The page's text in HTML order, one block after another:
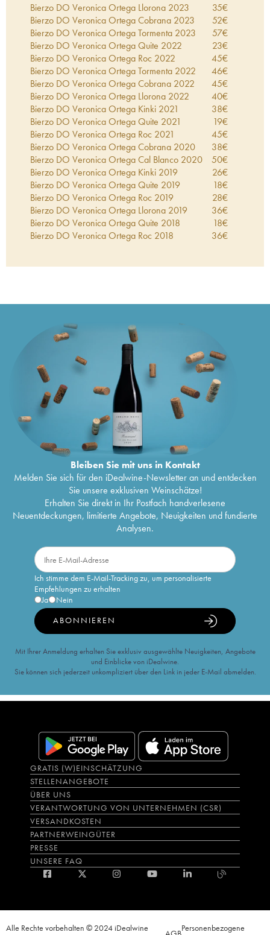
Bierzo DO Veronica Ortega Llorona 2023 35€
Bierzo DO Veronica Ortega Cobrana 2023 52€
Bierzo DO Veronica Ortega Tormenta 2023 57€
Bierzo DO Veronica Ortega Quite 2022 23€
Bierzo DO Veronica Ortega Roc 2022 45€
Bierzo DO Veronica Ortega Tormenta 2022 46€
Bierzo DO Veronica Ortega Cobrana 2022 45€
Bierzo DO Veronica Ortega Llorona 2022 40€
Bierzo DO Veronica Ortega Kinki 2021 38€
Bierzo DO Veronica Ortega Quite 2021 19€
Bierzo DO Veronica Ortega Roc 2021 45€
Bierzo DO Veronica Ortega Cobrana 2020 38€
Bierzo DO Veronica Ortega Cal Blanco 2020 50€
Bierzo DO Veronica Ortega Kinki 2019 26€
Bierzo DO Veronica Ortega Quite 2019 18€
Bierzo DO Veronica Ortega Roc 2019 28€
Bierzo DO Veronica Ortega Llorona 2019 36€
Bierzo DO Veronica Ortega Quite 2018 18€
Bierzo DO Veronica Ortega Roc 2018 36€
Bleiben Sie mit uns in Kontakt
Melden Sie sich für den iDealwine-Newsletter an und entdecken
Sie unsere exklusiven Weinschätze!
Erhalten Sie direkt in Ihr Postfach handverlesene
Neuentdeckungen, limitierte Angebote, Neuigkeiten und fundierte
Analysen.
Ich stimme dem E-Mail-Tracking zu, um personalisierte
Empfehlungen zu erhalten
Ja
Nein
ABONNIEREN
Mit Ihrer Anmeldung erhalten Sie exklusiv ausgewählte Neuigkeiten, Angebote
und Einblicke von iDealwine.
Sie können sich jederzeit unkompliziert über den Link in jeder E-Mail abmelden.
GRATIS (W)EINSCHÄTZUNG
STELLENANGEBOTE
ÜBER UNS
VERANTWORTUNG VON UNTERNEHMEN (CSR)
VERSANDKOSTEN
PARTNERWEINGÜTER
PRESSE
UNSERE FAQ
Alle Rechte vorbehalten © 2024 iDealwine
Personenbezogene